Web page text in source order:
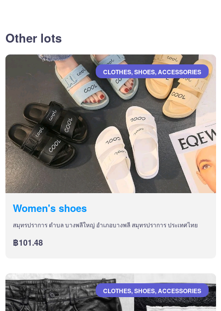
Other lots
CLOTHES, SHOES, ACCESSORIES
Women's shoes
สมุทรปราการ ตำบล บางพลีใหญ่ อำเภอบางพลี สมุทรปราการ ประเทศไทย
฿101.48
CLOTHES, SHOES, ACCESSORIES